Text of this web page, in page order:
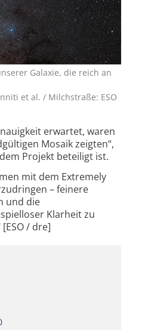
Galaxie, die reich an
et al. / Milchstraße: ESO
erwartet, waren
Mosaik zeigten“,
Projekt beteiligt ist.
mit dem Extremely
– feinere
und die
Klarheit zu
/ dre]